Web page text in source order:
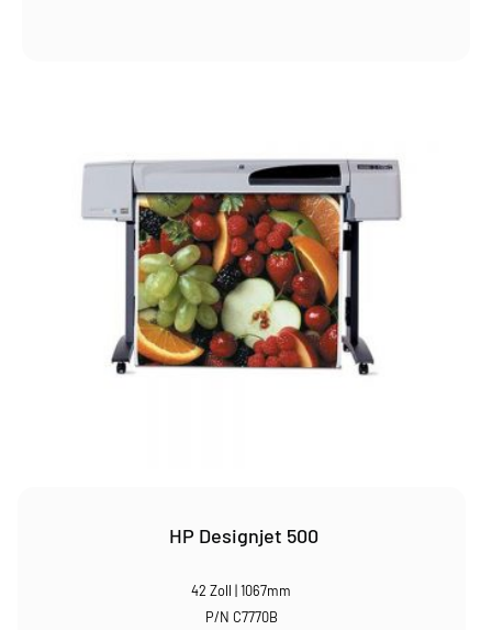
HP Designjet 500
42 Zoll | 1067mm
P/N C7770B